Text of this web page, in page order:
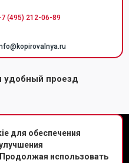
(495) 212-06-89
удобный проезд
для обеспечения
использовать
2013-